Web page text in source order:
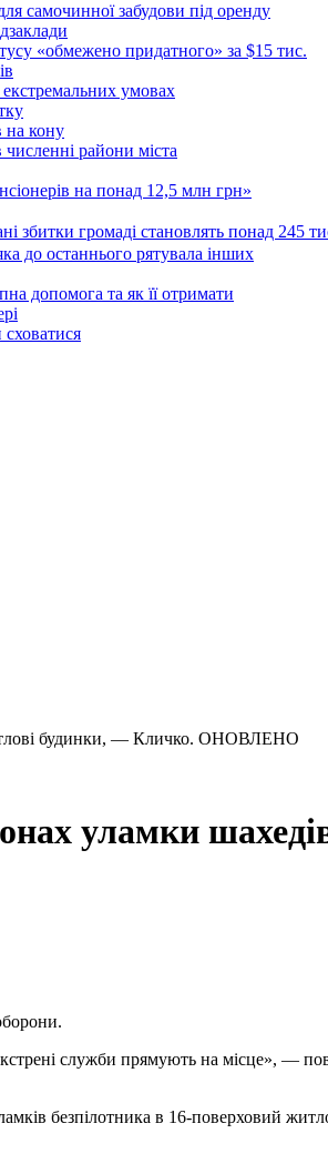
самочинної забудови під оренду
«обмежено придатного» за $15 тис.
умовах
на кону
райони міста
на понад 12,5 млн грн»
громаді становлять понад 245
до останнього рятувала інших
допомога та як її отримати
сховатися
будинки, — Кличко. ОНОВЛЕНО
уламки
служби прямують на місце», —
безпілотника в 16-поверховий